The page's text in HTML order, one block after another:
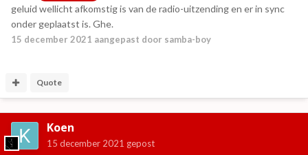
geluid wellicht afkomstig is van de radio-uitzending en er in sync
onder geplaatst is. Ghe.
15 december 2021 aangepast door samba-boy
Quote
Koen
15 december 2021 gepost